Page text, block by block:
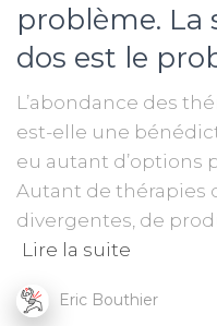
problème. La
dos est le
L’abondance des
est-elle une
eu autant d’options
Autant de thérapies
divergentes, de
Lire la suite
Eric Bouthier